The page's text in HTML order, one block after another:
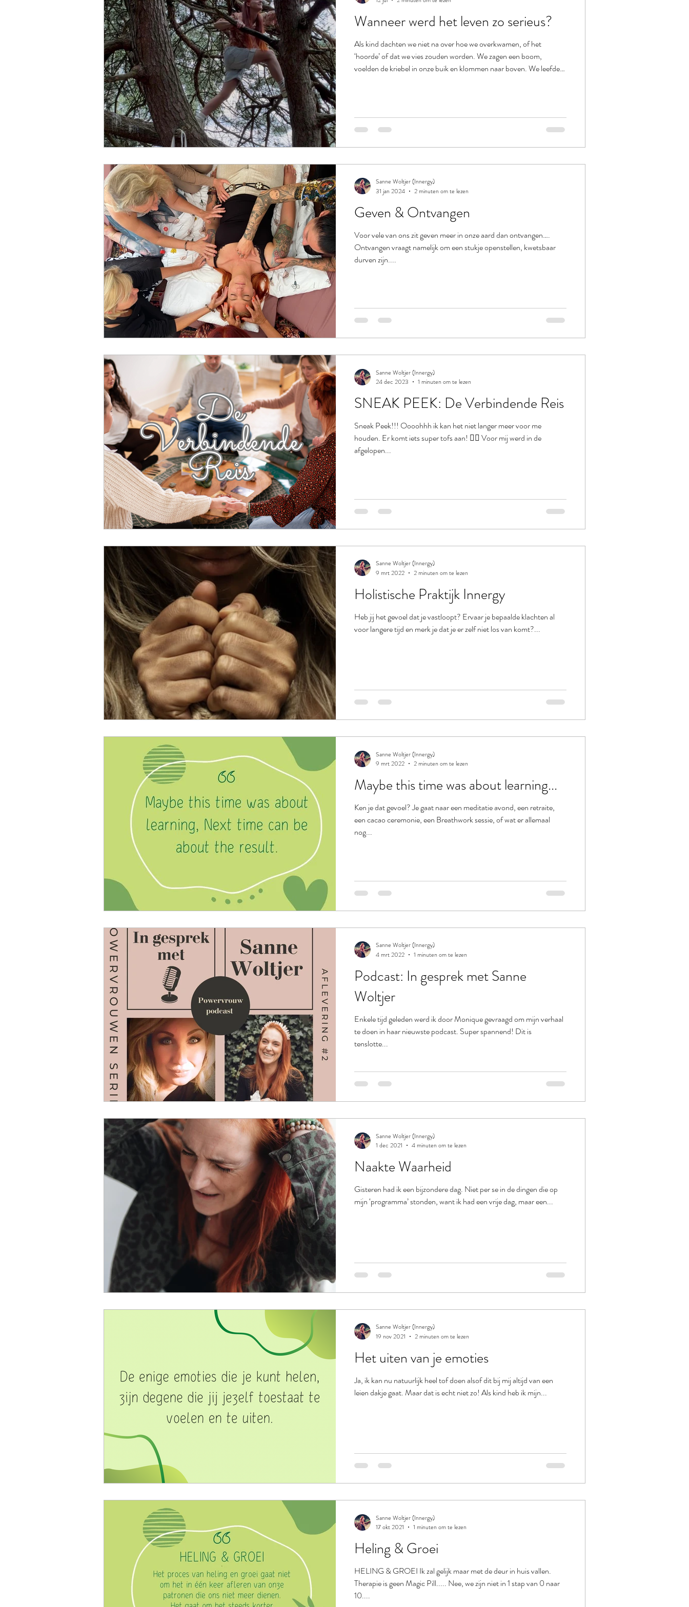
Wanneer werd het leven zo serieus?
Als kind dachten we niet na over hoe we overkwamen, of het
‘hoorde’ of dat we vies zouden worden. We zagen een boom,
voelden de kriebel in onze buik en klommen naar boven. We leefden
ooit veiligheid gaven, maar ons nu juist vastzetten. Maar dat vrije,
speelse kind? Dat zit nog steeds
Geven & Ontvangen
Voor vele van ons zit geven meer in onze aard dan ontvangen….
Ontvangen vraagt namelijk om een stukje openstellen, kwetsbaar
durven zijn....
Sanne Woltjer (Innergy)
31 jan 2024
2 minuten om te lezen
SNEAK PEEK: De Verbindende Reis
Sneak Peek!!! Oooohhh ik kan het niet langer meer voor me
houden. Er komt iets super tofs aan! ❤️‍🔥 Voor mij werd in de
afgelopen...
Sanne Woltjer (Innergy)
24 dec 2023
1 minuten om te lezen
Holistische Praktijk Innergy
Heb jij het gevoel dat je vastloopt? Ervaar je bepaalde klachten al
voor langere tijd en merk je dat je er zelf niet los van komt?...
Sanne Woltjer (Innergy)
9 mrt 2022
2 minuten om te lezen
Maybe this time was about learning...
Ken je dat gevoel? Je gaat naar een meditatie avond, een retraite,
een cacao ceremonie, een Breathwork sessie, of wat er allemaal
nog...
Sanne Woltjer (Innergy)
9 mrt 2022
2 minuten om te lezen
Podcast: In gesprek met Sanne
Woltjer
Enkele tijd geleden werd ik door Monique gevraagd om mijn verhaal
te doen in haar nieuwste podcast. Super spannend! Dit is
tenslotte...
Sanne Woltjer (Innergy)
4 mrt 2022
1 minuten om te lezen
Naakte Waarheid
Gisteren had ik een bijzondere dag. Niet per se in de dingen die op
mijn ‘programma’ stonden, want ik had een vrije dag, maar een...
Sanne Woltjer (Innergy)
1 dec 2021
4 minuten om te lezen
Het uiten van je emoties
Ja, ik kan nu natuurlijk heel tof doen alsof dit bij mij altijd van een
leien dakje gaat. Maar dat is echt niet zo! Als kind heb ik mijn...
Sanne Woltjer (Innergy)
19 nov 2021
2 minuten om te lezen
Heling & Groei
HELING & GROEI Ik zal gelijk maar met de deur in huis vallen.
Therapie is geen Magic Pill..... Nee, we zijn niet in 1 stap van 0 naar
10....
Sanne Woltjer (Innergy)
17 okt 2021
1 minuten om te lezen